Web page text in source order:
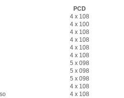
PCD
4 x 108
4 x 100
4 x 108
4 x 108
4 x 108
4 x 108
5 x 098
5 x 098
5 x 098
4 x 108
4 x 108